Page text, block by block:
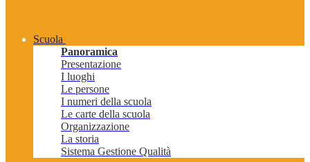
Scuola
Panoramica
Presentazione
I luoghi
Le persone
I numeri della scuola
Le carte della scuola
Organizzazione
La storia
Sistema Gestione Qualità